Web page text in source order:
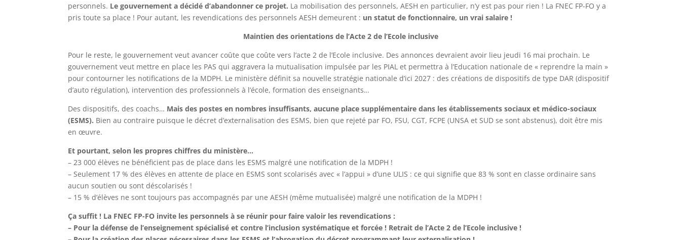
personnels. Le gouvernement a décidé d’abandonner ce projet. La mobilisation des personnels, AESH en particulier, n’y est pas pour rien ! La FNEC FP-FO y a
pris toute sa place ! Pour autant, les revendications des personnels AESH demeurent : un statut de fonctionnaire, un vrai salaire !
Maintien des orientations de l’Acte 2 de l’Ecole inclusive
Pour le reste, le gouvernement veut avancer coûte que coûte vers l’acte 2 de l’Ecole inclusive. Des annonces devraient avoir lieu jeudi 16 mai prochain. Le
gouvernement veut mettre en place les PAS qui aggravera la mutualisation impulsée par les PIAL et permettra à l’Education nationale de « reprendre la main »
pour contourner les notifications de la MDPH. Le ministère définit sa nouvelle stratégie nationale d’ici 2027 : des créations de dispositifs de type DAR (dispositif
d’auto régulation), intervention des professionnels à l’école, formation des enseignants…
Des dispositifs, des coachs… Mais des postes en nombres insuffisants, aucune place supplémentaire dans les établissements sociaux et médico-sociaux
(ESMS). Bien au contraire puisque le décret d’externalisation des ESMS, bien que rejeté par FO, FSU, CGT, FCPE (UNSA et SUD se sont abstenus), doit être mis
en œuvre.
Et pourtant, selon les propres chiffres du ministère…
– 23 000 élèves ne bénéficient pas de place dans les ESMS malgré une notification de la MDPH !
– Seulement 17 % des élèves en attente de place en ESMS sont scolarisés avec « l’appui » d’une ULIS : ce qui signifie que 83 % sont en classe ordinaire sans
aucun soutien ou sont déscolarisés !
– 15 % d’élèves ne sont toujours pas accompagnés par une AESH (même mutualisée) malgré une notification de la MDPH !
Ça suffit ! La FNEC FP-FO invite les personnels à se réunir pour faire valoir les revendications :
– Pour la défense de l’enseignement spécialisé et contre l’inclusion systématique et forcée ! Retrait de l’Acte 2 de l’Ecole inclusive !